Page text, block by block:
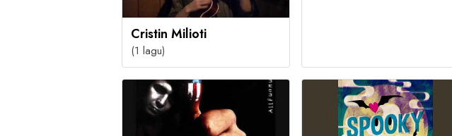
Cristin Milioti
(1 lagu)